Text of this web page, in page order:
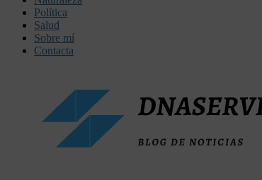
Política
Salud
Sobre mí
Contacta